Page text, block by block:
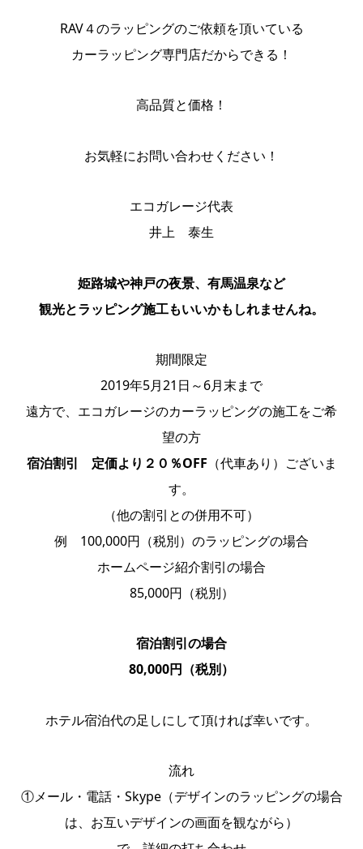
RAV４のラッピングのご依頼を頂いている
カーラッピング専門店だからできる！
高品質と価格！
お気軽にお問い合わせください！
エコガレージ代表
井上 泰生
姫路城や神戸の夜景、有馬温泉など
観光とラッピング施工もいいかもしれませんね。
期間限定
2019年5月21日～6月末まで
遠方で、エコガレージのカーラッピングの施工をご希
望の方
宿泊割引 定価より２０％OFF （代車あり）ございま
す。
（他の割引との併用不可）
例 100,000円（税別）のラッピングの場合
ホームページ紹介割引の場合
85,000円（税別）
宿泊割引の場合
80,000円（税別）
ホテル宿泊代の足しにして頂ければ幸いです。
流れ
①メール・電話・Skype（デザインのラッピングの場合
は、お互いデザインの画面を観ながら）